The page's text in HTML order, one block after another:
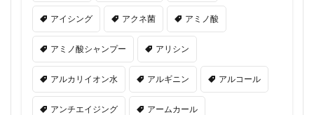
アイシング アクネ菌 アミノ酸
アミノ酸シャンプー アリシン
アルカリイオン水 アルギニン アルコール
アンチエイジング アームカール